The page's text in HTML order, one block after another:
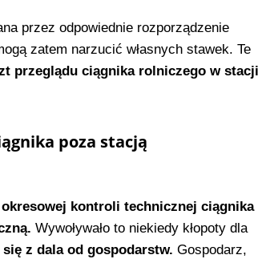
przez odpowiednie rozporządzenie
zatem narzucić własnych stawek. Te
przeglądu ciągnika rolniczego w stacji
poza stacją
kontroli technicznej ciągnika
Wywoływało to niekiedy kłopoty dla
z dala od gospodarstw. Gospodarz,